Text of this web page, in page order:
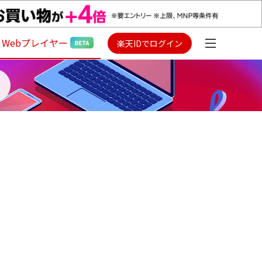
Webプレイヤー 楽天IDでログイン